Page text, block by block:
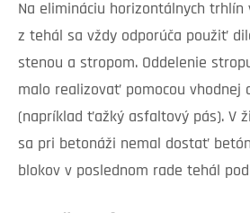
Na elimináciu horizontálnych trhlín
z tehál sa vždy odporúča použiť
stenou a stropom. Oddelenie
malo realizovať pomocou vhodnej
(napríklad ťažký asfaltový pás). V
sa pri betonáži nemal dostať
blokov v poslednom rade tehál